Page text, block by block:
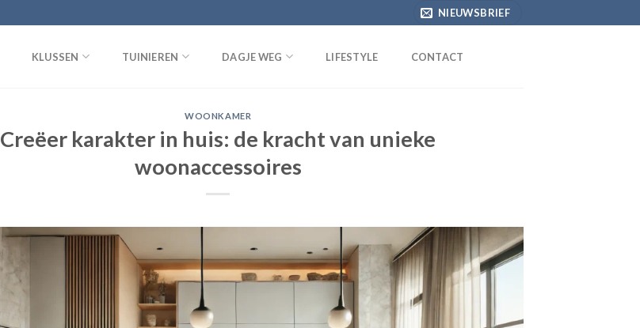
NIEUWSBRIEF
KLUSSEN TUINIEREN DAGJE WEG LIFESTYLE CONTACT
WOONKAMER
Creëer karakter in huis: de kracht van unieke
woonaccessoires